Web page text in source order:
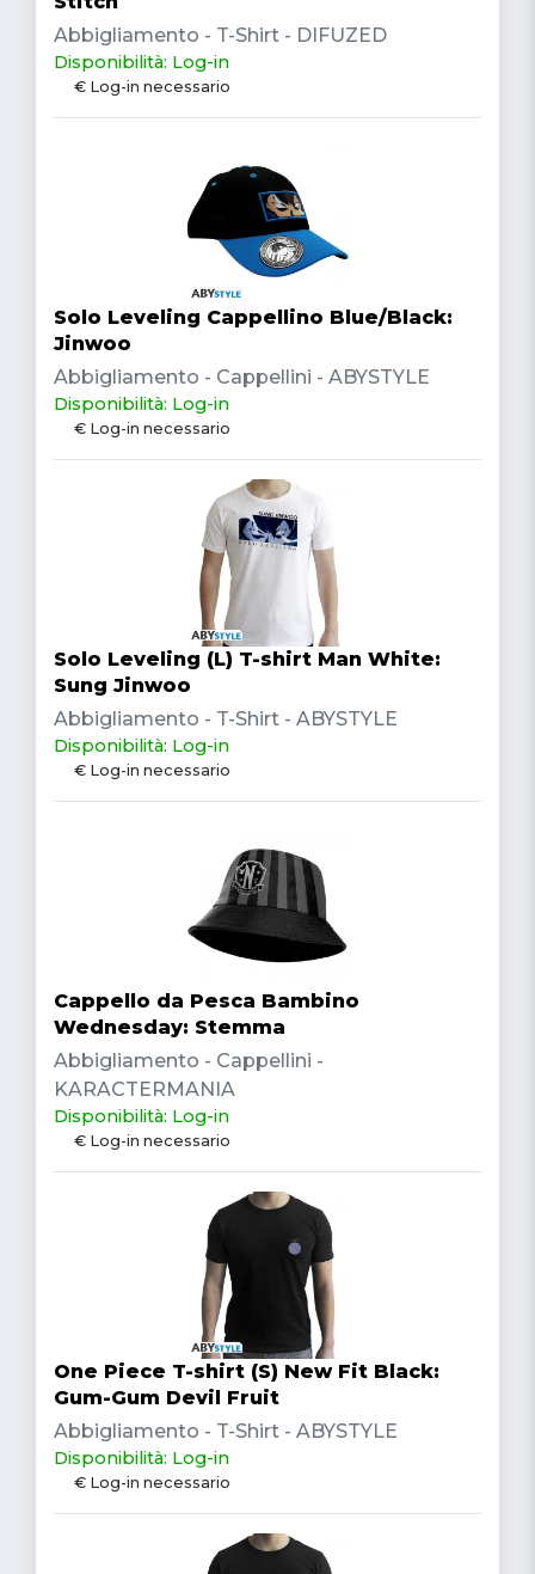
Abbigliamento - T-Shirt - DIFUZED
Disponibilità: Log-in
€ Log-in necessario
Solo Leveling Cappellino Blue/Black:
Jinwoo
Abbigliamento - Cappellini - ABYSTYLE
Disponibilità: Log-in
€ Log-in necessario
Solo Leveling (L) T-shirt Man White:
Sung Jinwoo
Abbigliamento - T-Shirt - ABYSTYLE
Disponibilità: Log-in
€ Log-in necessario
Cappello da Pesca Bambino
Wednesday: Stemma
Abbigliamento - Cappellini -
KARACTERMANIA
Disponibilità: Log-in
€ Log-in necessario
One Piece T-shirt (S) New Fit Black:
Gum-Gum Devil Fruit
Abbigliamento - T-Shirt - ABYSTYLE
Disponibilità: Log-in
€ Log-in necessario